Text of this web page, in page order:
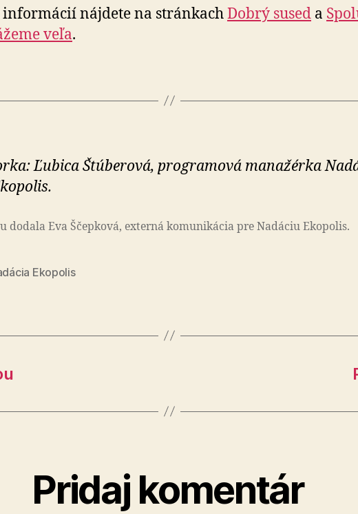
informácií nájdete na stránkachDobrý sused a
veľa.
Ľubica Štúberová, progra­mo­vá ma­na­žérka
dodala Eva Ščepková, externá ko­mu­ni­ká­cia pre Na­dá­ciu Eko­po­lis.
Ekopolis
Pridaj komentár